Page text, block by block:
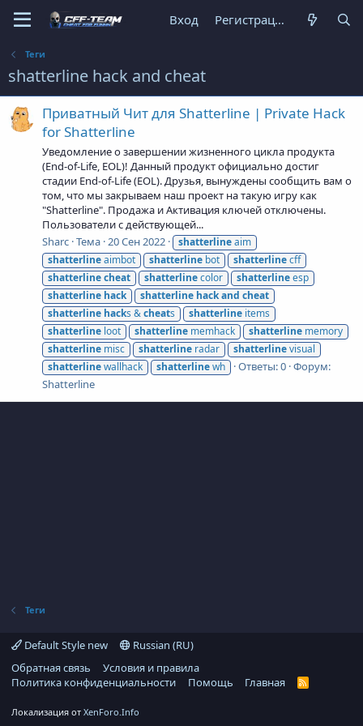
Вход Регистрация
Теги
shatterline hack and cheat
Приватный Чит для Shatterline | Private Hack
for Shatterline
Уведомление о завершении жизненного цикла продукта
(End-of-Life, EOL)! Данный продукт официально достиг
стадии End-of-Life (EOL). Друзья, вынуждены сообщить вам о
том, что мы закрываем наш проект на такую игру как
"Shatterline". Продажа и Активация ключей отключены.
Пользователи с действующей...
Sharc Тема 20 Сен 2022 shatterlineaim
shatterlineaimbot shatterline bot shatterlinecff
shatterlinecheat shatterlinecolor shatterlineesp
shatterline hack shatterline hackand cheat
shatterline hacks &cheats shatterline items
shatterline loot shatterline memhack shatterline memory
shatterline misc shatterline radar shatterlinevisual
shatterlinewallhack shatterlinewh Ответы: 0 Форум:
Shatterline
Теги
Default Style new
Russian (RU)
Обратная связь
Условия и правила
Политика конфиденциальности
Помощь Главная
R
Локализация от XenForo.Info